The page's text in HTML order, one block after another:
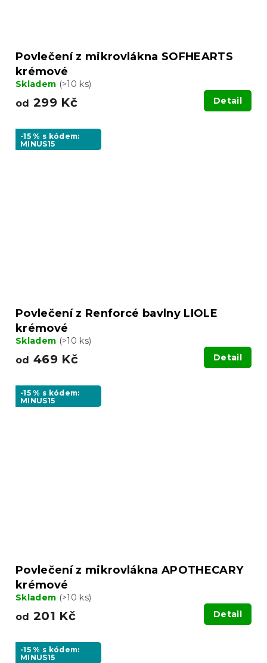
Povlečení z mikrovlákna SOFHEARTS
krémové
Skladem (>10 ks)
od 299 Kč Detail
-15 % s kódem:
MINUS15
Povlečení z Renforcé bavlny LIOLE
krémové
Skladem (>10 ks)
od 469 Kč Detail
-15 % s kódem:
MINUS15
Povlečení z mikrovlákna APOTHECARY
krémové
Skladem (>10 ks)
od 201 Kč Detail
-15 % s kódem:
MINUS15